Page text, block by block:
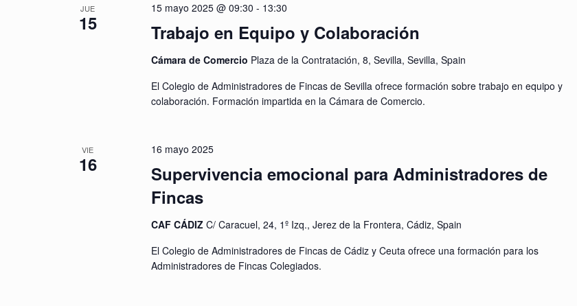
JUE
15 Trabajo en Equipo y Colaboración
15 mayo 2025 @ 09:30 - 13:30
Cámara de Comercio Plaza de la Contratación, 8, Sevilla, Sevilla, Spain
El Colegio de Administradores de Fincas de Sevilla ofrece formación sobre trabajo en equipo y
colaboración. Formación impartida en la Cámara de Comercio.
VIE
16
Supervivencia emocional para Administradores de
Fincas
16 mayo 2025
CAF CÁDIZ C/ Caracuel, 24, 1º Izq., Jerez de la Frontera, Cádiz, Spain
El Colegio de Administradores de Fincas de Cádiz y Ceuta ofrece una formación para los
Administradores de Fincas Colegiados.